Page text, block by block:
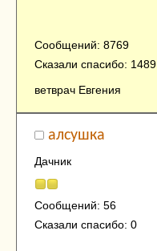
Сообщений: 8769
Сказали спасибо: 1489
ветврач Евгения
алсушка
Дачник
Сообщений: 56
Сказали спасибо: 0